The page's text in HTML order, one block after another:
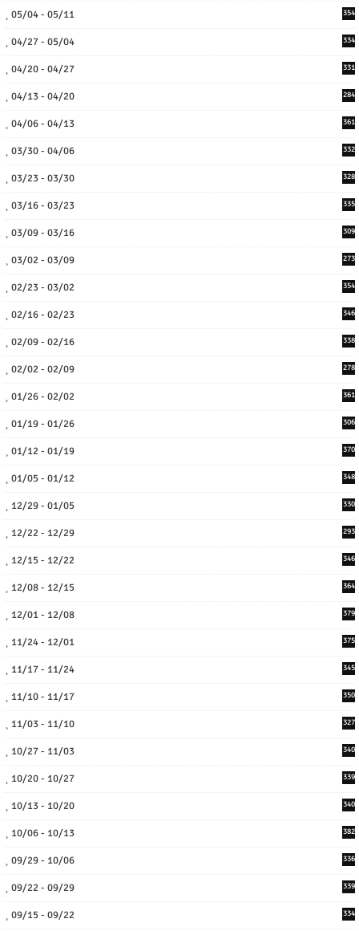
05/04 - 05/11 354
04/27 - 05/04 334
04/20 - 04/27 331
04/13 - 04/20 284
04/06 - 04/13 361
03/30 - 04/06 332
03/23 - 03/30 328
03/16 - 03/23 335
03/09 - 03/16 309
03/02 - 03/09 273
02/23 - 03/02 354
02/16 - 02/23 346
02/09 - 02/16 338
02/02 - 02/09 278
01/26 - 02/02 361
01/19 - 01/26 306
01/12 - 01/19 370
01/05 - 01/12 348
12/29 - 01/05 330
12/22 - 12/29 293
12/15 - 12/22 346
12/08 - 12/15 364
12/01 - 12/08 379
11/24 - 12/01 375
11/17 - 11/24 345
11/10 - 11/17 350
11/03 - 11/10 327
10/27 - 11/03 340
10/20 - 10/27 339
10/13 - 10/20 340
10/06 - 10/13 382
09/29 - 10/06 336
09/22 - 09/29 339
09/15 - 09/22 334